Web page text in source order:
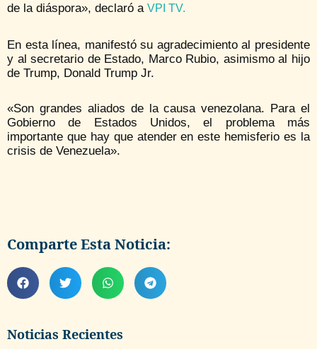
Noticias Recientes
de la diáspora», declaró a VPI TV.
En esta línea, manifestó su agradecimiento al presidente
y al secretario de Estado, Marco Rubio, asimismo al hijo
de Trump, Donald Trump Jr.
«Son grandes aliados de la causa venezolana. Para el
Gobierno de Estados Unidos, el problema más
importante que hay que atender en este hemisferio es la
crisis de Venezuela».
Comparte Esta Noticia: